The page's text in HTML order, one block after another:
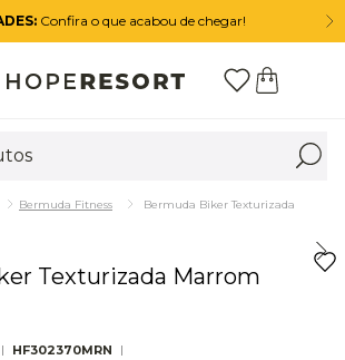
Confira o que acabou de chegar!
Bermuda Fitness
Bermuda Biker Texturizada
Texturizada Marrom
HF302370MRN